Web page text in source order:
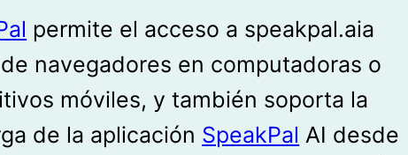
permite el acceso a speakpal.aia
navegadores en computadoras o
móviles, y también soporta la
de la aplicación SpeakPal AI desde